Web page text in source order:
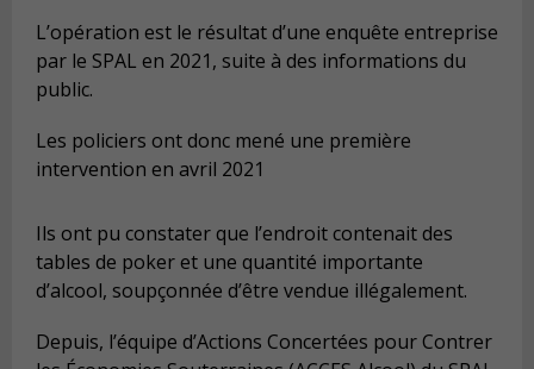
L’opération est le résultat d’une enquête entreprise
par le SPAL en 2021, suite à des informations du
public.
Les policiers ont donc mené une première
intervention en avril 2021
Ils ont pu constater que l’endroit contenait des
tables de poker et une quantité importante
d’alcool, soupçonnée d’être vendue illégalement.
Depuis, l’équipe d’Actions Concertées pour Contrer